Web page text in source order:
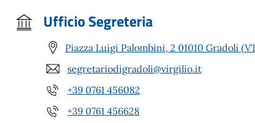
Ufficio Segreteria
Piazza Luigi Palombini, 2 01010 Gradoli
segretariodigradoli@virgilio.it
+39 0761 456082
+39 0761 456628